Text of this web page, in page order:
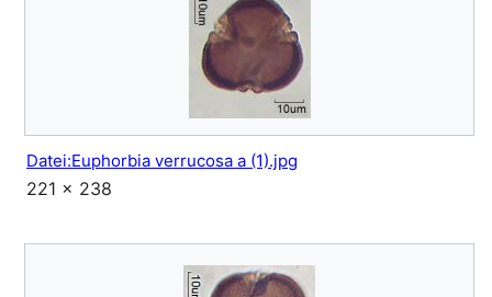
Datei:Euphorbia verrucosa a (1).jpg
221 × 238